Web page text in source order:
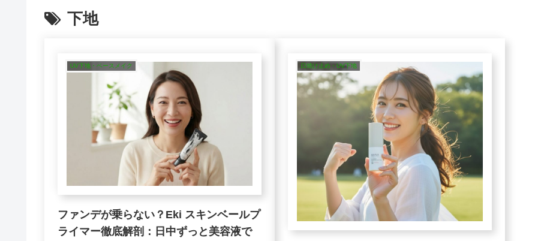
下地
UV下地・ベースメイク
ファンデが乗らない？Eki スキンベールプ
ライマー徹底解剖：日中ずっと美容液で
日焼け止め・UV下地